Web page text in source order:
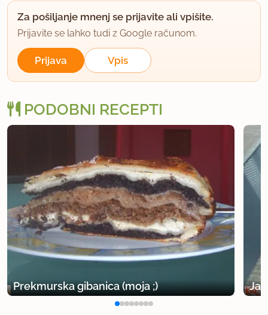
Za pošiljanje mnenj se prijavite ali vpišite.
Prijavite se lahko tudi z Google računom.
Prijava Vpis
PODOBNI RECEPTI
Prekmurska gibanica (moja ;)